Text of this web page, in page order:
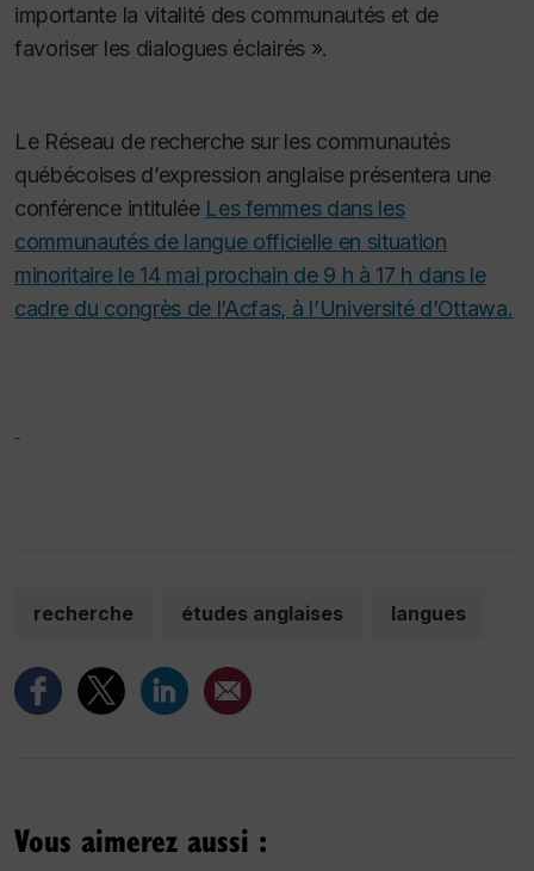
importante la vitalité des communautés et de
favoriser les dialogues éclairés ».
Le Réseau de recherche sur les communautés
québécoises d’expression anglaise présentera une
conférence intitulée Les femmes dans les
communautés de langue officielle en situation
minoritaire le 14 mai prochain de 9 h à 17 h dans le
cadre du congrès de l’Acfas, à l’Université d’Ottawa.
recherche études anglaises langues
Vous aimerez aussi :